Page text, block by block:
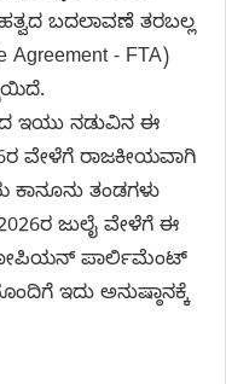
ಬದಲಾವಣೆ ತರಬಲ್ಲ
Agreement - FTA)
ಇಯು ನಡುವಿನ ಈ
ವೇಳೆಗೆ ರಾಜಕೀಯವಾಗಿ
ತಂಡಗಳು
ಜುಲೈ ವೇಳೆಗೆ ಈ
ಪಾರ್ಲಿಮೆಂಟ್
ಇದು ಅನುಷ್ಠಾನಕ್ಕೆ